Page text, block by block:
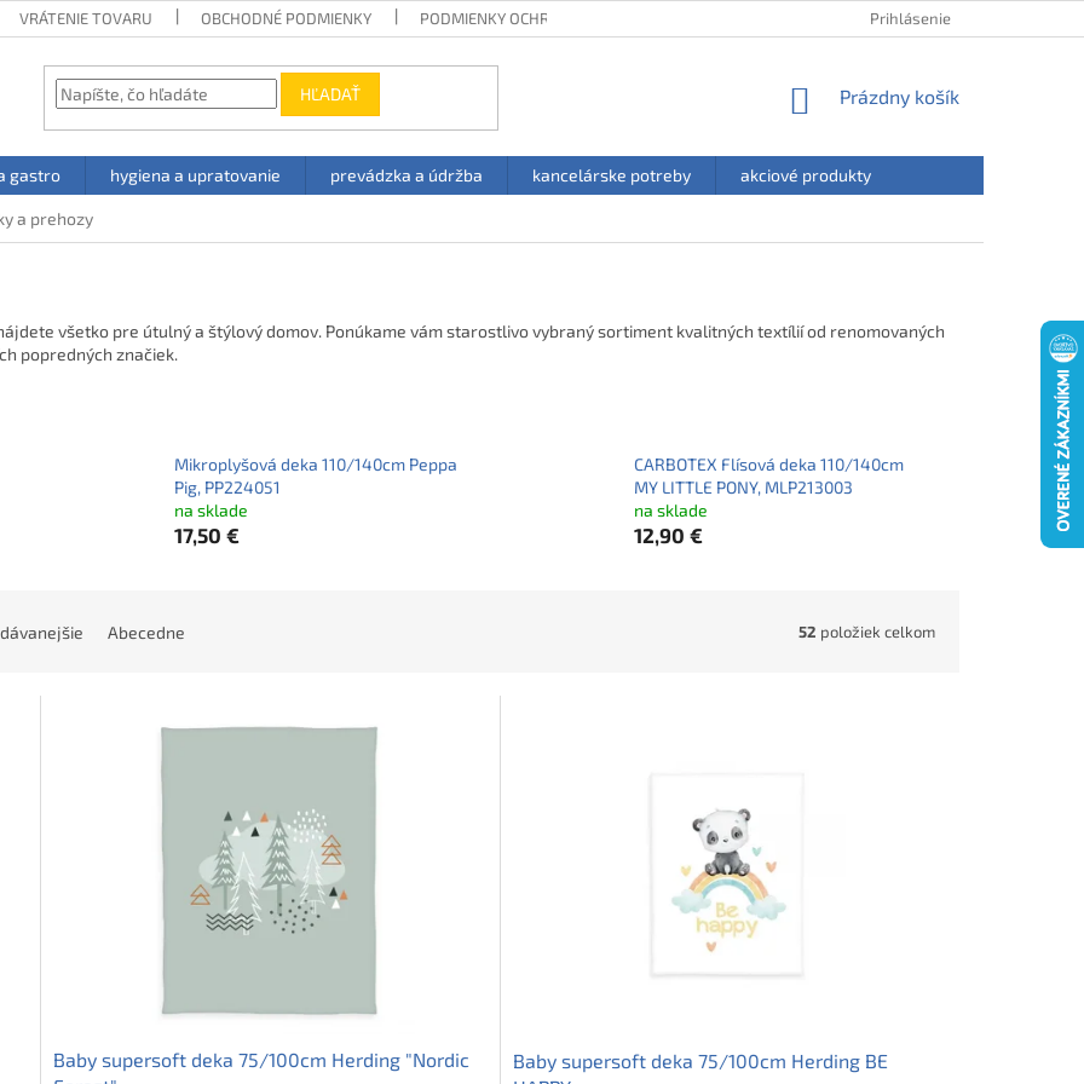
VRÁTENIE TOVARU OBCHODNÉ PODMIENKY PODMIENKY OCHRANY OSOBNÝCH ÚDAJOV HODNOTENIE OBCHODU
Prihlásenie
HĽADAŤ
NÁKUPNÝ
Prázdny košík
gastro hygiena a upratovanie prevádzka a údržba kancelárske potreby akciové produkty
a prehozy
všetko pre útulný a štýlový domov. Ponúkame vám starostlivo vybraný sortiment kvalitných textílií od renomovaných
popredných značiek.
Mikroplyšová deka 110/140cm Peppa
Pig, PP224051
na sklade
17,50 €
CARBOTEX Flísová deka 110/140cm
MY LITTLE PONY, MLP213003
na sklade
12,90 €
Abecedne 52 položiek celkom
Baby supersoft deka 75/100cm Herding "Nordic
Baby supersoft deka 75/100cm Herding BE